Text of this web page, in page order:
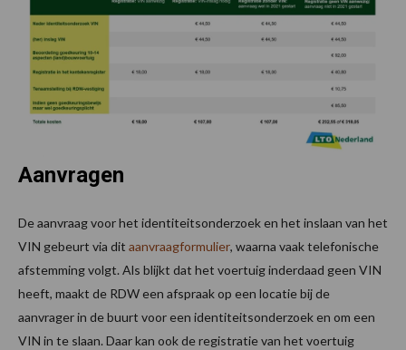
Aanvragen
De aanvraag voor het identiteitsonderzoek en het inslaan van het
VIN gebeurt via dit aanvraagformulier, waarna vaak telefonische
afstemming volgt. Als blijkt dat het voertuig inderdaad geen VIN
heeft, maakt de RDW een afspraak op een locatie bij de
aanvrager in de buurt voor een identiteitsonderzoek en om een
VIN in te slaan. Daar kan ook de registratie van het voertuig